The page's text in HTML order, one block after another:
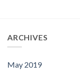
ARCHIVES
May 2019